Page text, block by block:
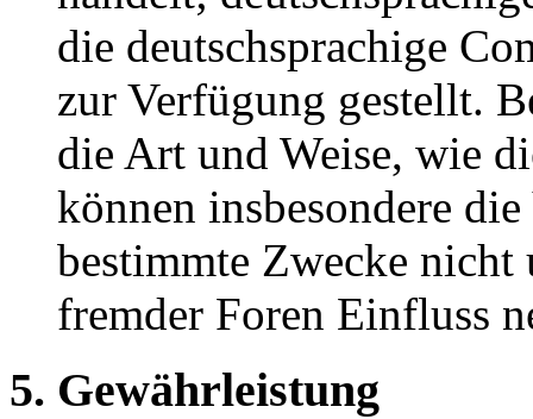
die deutschsprachige
zur Verfügung gestellt.
die Art und Weise, wie
können insbesondere
bestimmte Zwecke nicht
fremder Foren Einfluss
5. Gewährleistung